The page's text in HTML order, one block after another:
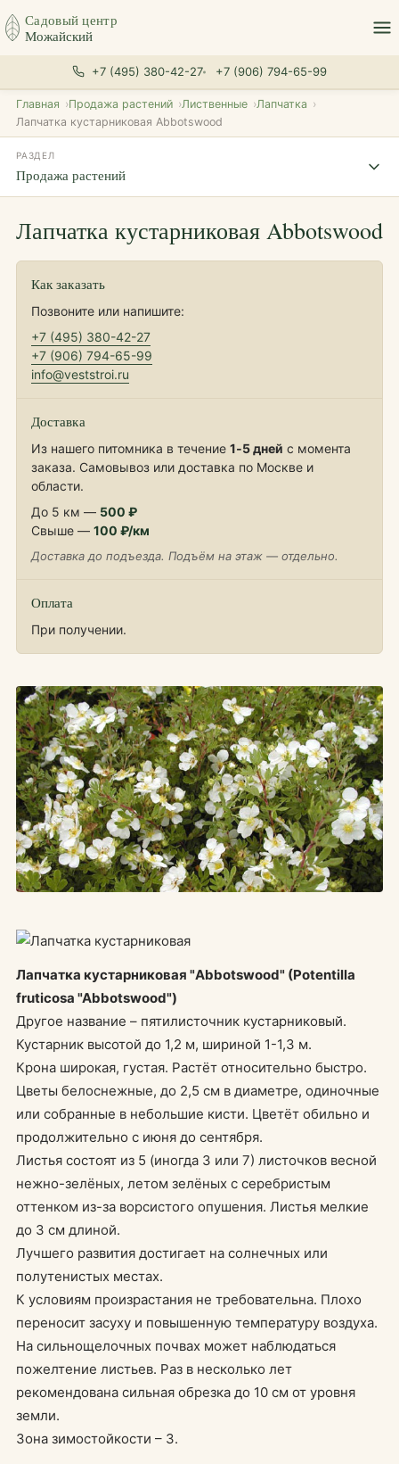
Садовый центр
Можайский
+7 (495) 380-42-27 +7 (906) 794-65-99
Главная Продажа растений Лиственные
Лапчатка
Лапчатка кустарниковая Abbotswood
РАЗДЕЛ
Продажа растений
Лапчатка кустарниковая Abbotswood
Как заказать
Позвоните или напишите:
+7 (495) 380-42-27
+7 (906) 794-65-99
info@veststroi.ru
Доставка
Из нашего питомника в течение 1‑5 дней с момента
заказа. Самовывоз или доставка по Москве и
области.
До 5 км — 500 ₽
Свыше — 100 ₽/км
Доставка до подъезда. Подъём на этаж — отдельно.
Оплата
При получении.
Лапчатка кустарниковая "Abbotswood" (Potentilla
fruticosa "Abbotswood")
Другое название – пятилисточник кустарниковый.
Кустарник высотой до 1,2 м, шириной 1-1,3 м.
Крона широкая, густая. Растёт относительно быстро.
Цветы белоснежные, до 2,5 см в диаметре, одиночные
или собранные в небольшие кисти. Цветёт обильно и
продолжительно с июня до сентября.
Листья состоят из 5 (иногда 3 или 7) листочков весной
нежно-зелёных, летом зелёных с серебристым
оттенком из-за ворсистого опушения. Листья мелкие
до 3 см длиной.
Лучшего развития достигает на солнечных или
полутенистых местах.
К условиям произрастания не требовательна. Плохо
переносит засуху и повышенную температуру воздуха.
На сильнощелочных почвах может наблюдаться
пожелтение листьев. Раз в несколько лет
рекомендована сильная обрезка до 10 см от уровня
земли.
Зона зимостойкости – 3.